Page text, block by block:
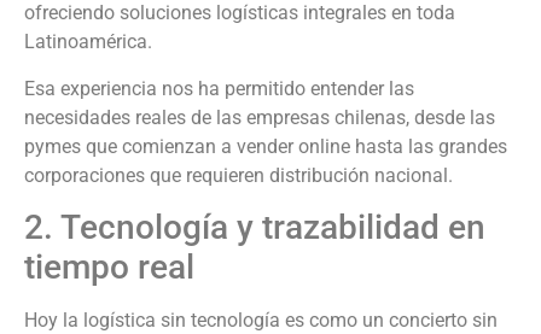
ofreciendo soluciones logísticas integrales en toda
Latinoamérica.
Esa experiencia nos ha permitido entender las
necesidades reales de las empresas chilenas, desde las
pymes que comienzan a vender online hasta las grandes
corporaciones que requieren distribución nacional.
2. Tecnología y trazabilidad en
tiempo real
Hoy la logística sin tecnología es como un concierto sin